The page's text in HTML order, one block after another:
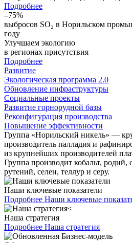
Подробнее
–75%
выбросов SO₂ в Норильском
году
Улучшаем экологию
в регионах присутствия
Подробнее
Развитие
Экологическая программа 2.0
Обновление инфраструктуры
Социальные проекты
Развитие горнорудной базы
Реконфигурация производства
Повышение эффективности
Группа «Норильский никель» —
производитель палладия и
из крупнейших производителей
Группа производит кобальт, родий,
рутений, селен, теллур и серу.
Наши ключевые показатели
Подробнее Наши ключевые
Наша стратегия
Подробнее Наша стратегия